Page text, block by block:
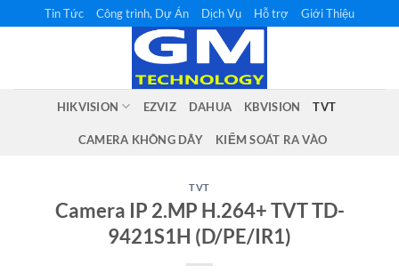
qua
Tin Tức Công trình, Dự Án Dịch Vụ Hỗ trợ Giới Thiệu
HIKVISION EZVIZ DAHUA KBVISION TVT
CAMERA KHÔNG DÂY KIỂM SOÁT RA VÀO
TVT
Camera IP 2.MP H.264+ TVT TD-
9421S1H (D/PE/IR1)